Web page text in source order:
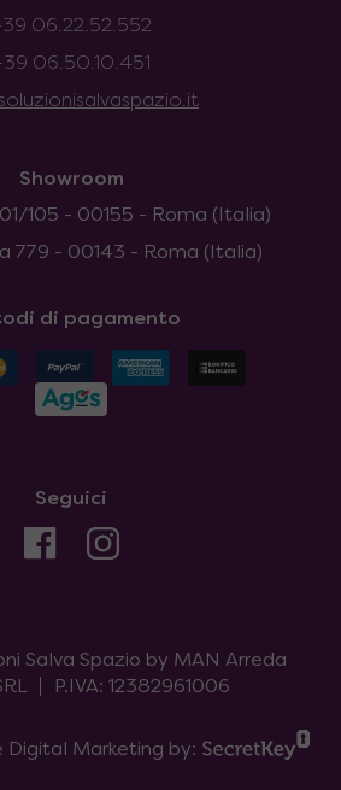
06.22.52.552
06.50.10.451
Showroom
105 - 00155 - Roma (Italia)
779 - 00143 - Roma (Italia)
di pagamento
Seguici
Salva Spazio by MAN Arreda
P.IVA: 12382961006
Digital Marketing by: